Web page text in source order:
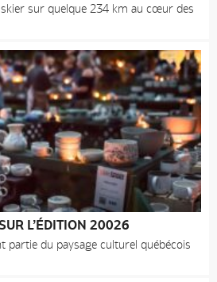
sur quelque 234 km au cœur des
L’ÉDITION 20026
partie du paysage culturel québécois